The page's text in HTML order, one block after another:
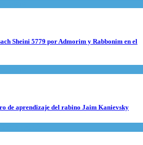
Sheini 5779 por Admorim y Rabbonim en el
de aprendizaje del rabino Jaim Kanievsky